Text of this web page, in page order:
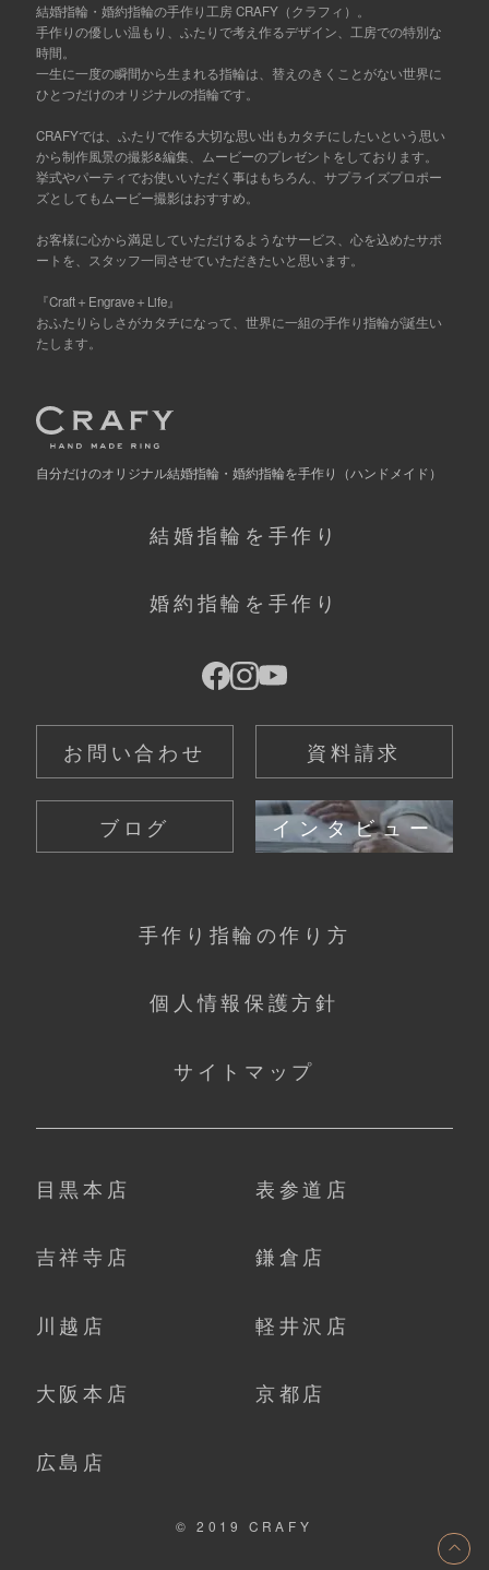
結婚指輪・婚約指輪の手作り工房 CRAFY（クラフィ）。
手作りの優しい温もり、ふたりで考え作るデザイン、工房での特別な
時間。
一生に一度の瞬間から生まれる指輪は、替えのきくことがない世界に
ひとつだけのオリジナルの指輪です。
CRAFYでは、ふたりで作る大切な思い出もカタチにしたいという思い
から制作風景の撮影&編集、ムービーのプレゼントをしております。
挙式やパーティでお使いいただく事はもちろん、サプライズプロポー
ズとしてもムービー撮影はおすすめ。
お客様に心から満足していただけるようなサービス、心を込めたサポ
ートを、スタッフ一同させていただきたいと思います。
『Craft＋Engrave＋Life』
おふたりらしさがカタチになって、世界に一組の手作り指輪が誕生い
たします。
自分だけのオリジナル結婚指輪・婚約指輪を手作り （ハンドメイド）
結婚指輪を手作り
婚約指輪を手作り
お問い合わせ 資料請求
ブログ インタビュー
手作り指輪の作り方
個人情報保護方針
サイトマップ
目黒本店 表参道店
吉祥寺店 鎌倉店
川越店 軽井沢店
大阪本店 京都店
広島店
© 2019 CRAFY